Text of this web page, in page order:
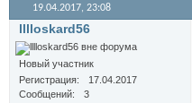
19.04.2017, 23:08
lllloskard56
Новый участник
Регистрация
17.04.2017
Сообщений
3